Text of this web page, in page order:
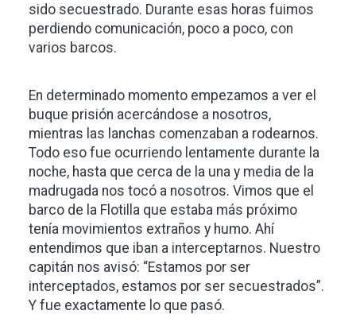
sido secuestrado. Durante esas horas fuimos
perdiendo comunicación, poco a poco, con
varios barcos.
En determinado momento empezamos a ver el
buque prisión acercándose a nosotros,
mientras las lanchas comenzaban a rodearnos.
Todo eso fue ocurriendo lentamente durante la
noche, hasta que cerca de la una y media de la
madrugada nos tocó a nosotros. Vimos que el
barco de la Flotilla que estaba más próximo
tenía movimientos extraños y humo. Ahí
entendimos que iban a interceptarnos. Nuestro
capitán nos avisó: “Estamos por ser
interceptados, estamos por ser secuestrados”.
Y fue exactamente lo que pasó.